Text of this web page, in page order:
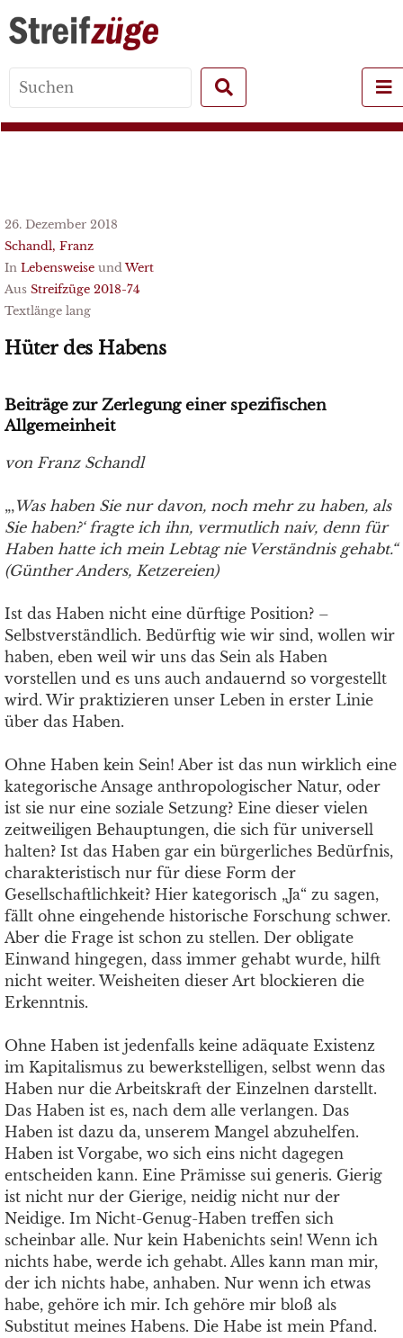
for:
26. Dezember 2018
Schandl, Franz
In Lebensweise undWert
Aus Streifzüge 2018-74
Textlänge lang
Hüter des Habens
Beiträge zur Zerlegung einer spezifischen
Allgemeinheit
von Franz Schandl
„‚Was haben Sie nur davon, noch mehr zu haben, als
Sie haben?‘ fragte ich ihn, vermutlich naiv, denn für
Haben hatte ich mein Lebtag nie Verständnis gehabt.“
(Günther Anders, Ketzereien)
Ist das Haben nicht eine dürftige Position? –
Selbstverständlich. Bedürftig wie wir sind, wollen wir
haben, eben weil wir uns das Sein als Haben
vorstellen und es uns auch andauernd so vorgestellt
wird. Wir praktizieren unser Leben in erster Linie
über das Haben.
Ohne Haben kein Sein! Aber ist das nun wirklich eine
kategorische Ansage anthropologischer Natur, oder
ist sie nur eine soziale Setzung? Eine dieser vielen
zeitweiligen Behauptungen, die sich für universell
halten? Ist das Haben gar ein bürgerliches Bedürfnis,
charakteristisch nur für diese Form der
Gesellschaftlichkeit? Hier kategorisch „Ja“ zu sagen,
fällt ohne eingehende historische Forschung schwer.
Aber die Frage ist schon zu stellen. Der obligate
Einwand hingegen, dass immer gehabt wurde, hilft
nicht weiter. Weisheiten dieser Art blockieren die
Erkenntnis.
Ohne Haben ist jedenfalls keine adäquate Existenz
im Kapitalismus zu bewerkstelligen, selbst wenn das
Haben nur die Arbeitskraft der Einzelnen darstellt.
Das Haben ist es, nach dem alle verlangen. Das
Haben ist dazu da, unserem Mangel abzuhelfen.
Haben ist Vorgabe, wo sich eins nicht dagegen
entscheiden kann. Eine Prämisse sui generis. Gierig
ist nicht nur der Gierige, neidig nicht nur der
Neidige. Im Nicht-Genug-Haben treffen sich
scheinbar alle. Nur kein Habenichts sein! Wenn ich
nichts habe, werde ich gehabt. Alles kann man mir,
der ich nichts habe, anhaben. Nur wenn ich etwas
habe, gehöre ich mir. Ich gehöre mir bloß als
Substitut meines Habens. Die Habe ist mein Pfand.